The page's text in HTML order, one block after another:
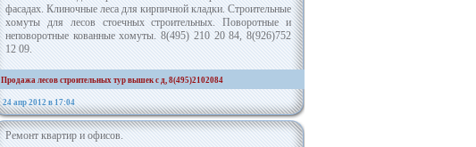
фасадах. Клиночные леса для кирпичной кладки. Строительные
хомуты для лесов стоечных строительных. Поворотные и
неповоротные кованные хомуты. 8(495) 210 20 84, 8(926)752
12 09.
Продажа лесов строительных тур вышек с д, 8(495)2102084
24 апр 2012 в 17:04
Ремонт квартир и офисов.